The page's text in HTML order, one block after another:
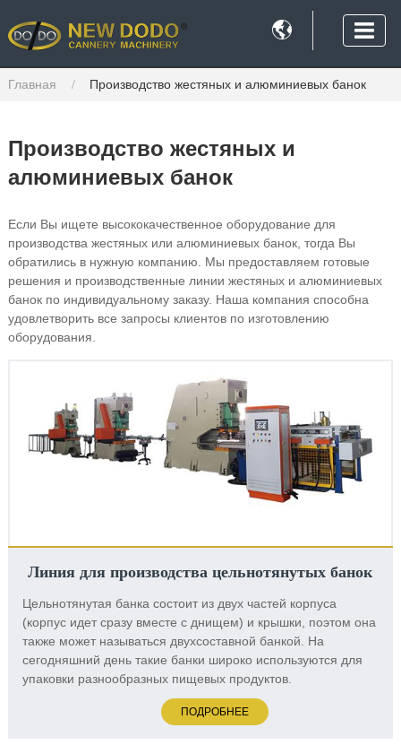

Главная Производство жестяных и алюминиевых банок
Производство жестяных и
алюминиевых банок
Если Вы ищете высококачественное оборудование для
производства жестяных или алюминиевых банок, тогда Вы
обратились в нужную компанию. Мы предоставляем готовые
решения и производственные линии жестяных и алюминиевых
банок по индивидуальному заказу. Наша компания способна
удовлетворить все запросы клиентов по изготовлению
оборудования.
Линия для производства цельнотянутых банок
Цельнотянутая банка состоит из двух частей корпуса
(корпус идет сразу вместе с днищем) и крышки, поэтом она
также может называться двухсоставной банкой. На
сегодняшний день такие банки широко используются для
упаковки разнообразных пищевых продуктов.
ПОДРОБНЕЕ